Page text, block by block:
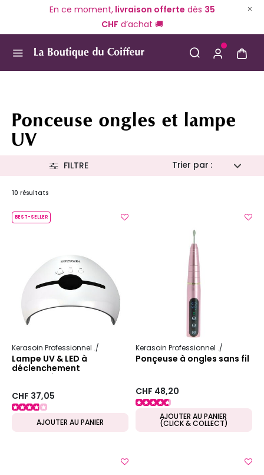
En ce moment,livraison offerte dès 35
CHF d’achat 🚚
Ponceuse ongles et lampe
UV
Trier par :
FILTRE
10 résultats
BEST-SELLER
Kerasoin Professionnel Esthétique Onglerie
Lampe UV & LED à
déclenchement
automatique
CHF 37,05
AJOUTER AU PANIER
Kerasoin Professionnel
Ponçeuse à ongles sans fil
CHF 48,20
AJOUTER AU PANIER
(CLICK & COLLECT)